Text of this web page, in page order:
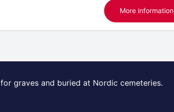
More information
graves and buried at Nordic cemeteries.